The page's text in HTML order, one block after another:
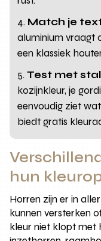
Match je
aluminium vraagt
een klassiek
Test met
kozijnkleur, je
eenvoudig ziet
biedt gratis
hun
Horren zijn er in
kunnen versterken
kleur niet klopt met